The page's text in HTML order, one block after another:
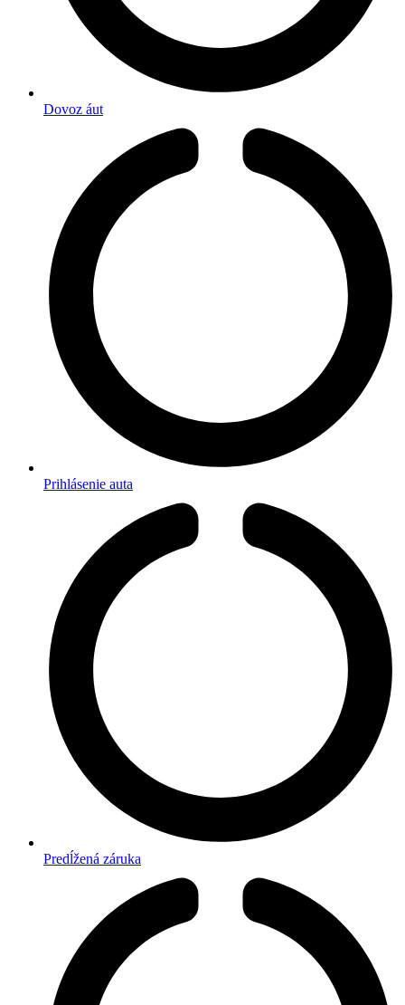
Dovoz áut
Prihlásenie auta
Predĺžená záruka